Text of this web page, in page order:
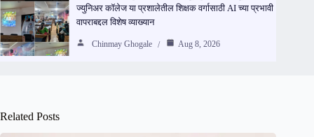
ज्युनिअर कॉलेज या प्रशालेतील शिक्षक वर्गासाठी AI च्या प्रभावी
वापराबद्दल विशेष व्याख्यान
Chinmay Ghogale Aug 8, 2026
Related Posts